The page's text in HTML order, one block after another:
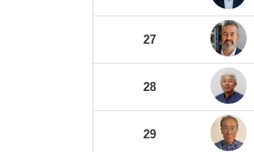
27
28
29